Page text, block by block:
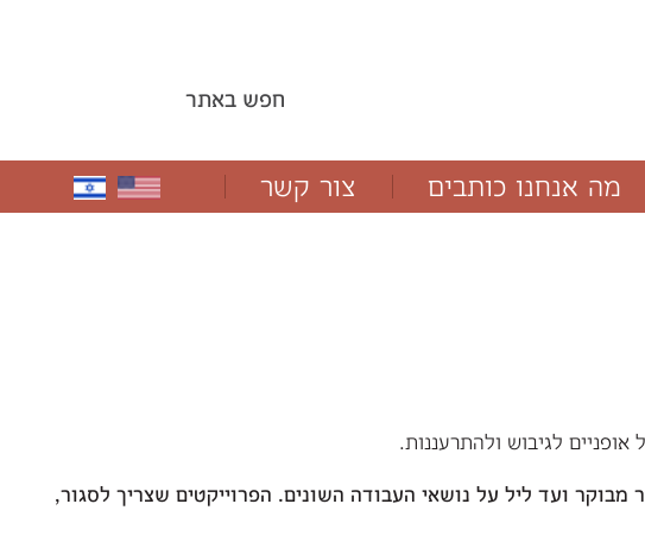
מה אנחנו כותבים צור קשר
לגיבוש ולהתרעננות.
מבוקר ועד ליל על נושאי העבודה השונים. הפרוייקטים שצריך לסגור,